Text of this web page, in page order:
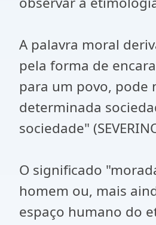
A palavra moral
pela forma de
para um povo, pode
determinada
sociedade"
O significado
homem ou, mais
espaço humano do